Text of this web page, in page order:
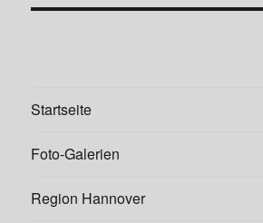
Startseite
Foto-Galerien
Region Hannover